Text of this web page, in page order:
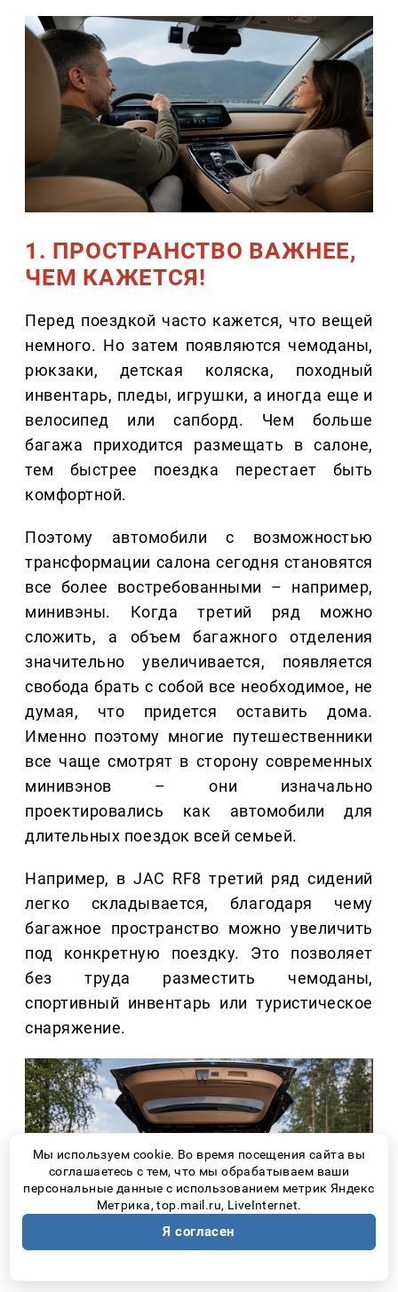
1. ПРОСТРАНСТВО ВАЖНЕЕ,
ЧЕМ КАЖЕТСЯ!
Перед поездкой часто кажется, что вещей
немного. Но затем появляются чемоданы,
рюкзаки, детская коляска, походный
инвентарь, пледы, игрушки, а иногда еще и
велосипед или сапборд. Чем больше
багажа приходится размещать в салоне,
тем быстрее поездка перестает быть
комфортной.
Поэтому автомобили с возможностью
трансформации салона сегодня становятся
все более востребованными – например,
минивэны. Когда третий ряд можно
сложить, а объем багажного отделения
значительно увеличивается, появляется
свобода брать с собой все необходимое, не
думая, что придется оставить дома.
Именно поэтому многие путешественники
все чаще смотрят в сторону современных
минивэнов – они изначально
проектировались как автомобили для
длительных поездок всей семьей.
Например, в JAC RF8 третий ряд сидений
легко складывается, благодаря чему
багажное пространство можно увеличить
под конкретную поездку. Это позволяет
без труда разместить чемоданы,
спортивный инвентарь или туристическое
снаряжение.
Мы используем cookie. Во время посещения сайта вы
соглашаетесь с тем, что мы обрабатываем ваши
персональные данные с использованием метрик Яндекс
Метрика, top.mail.ru, LiveInternet.
Я согласен